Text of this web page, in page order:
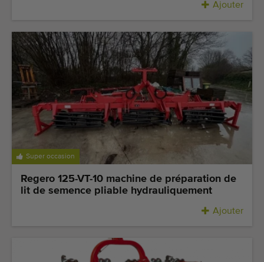
Ajouter
Super occasion
Regero 125-VT-10 machine de préparation de
lit de semence pliable hydrauliquement
Ajouter